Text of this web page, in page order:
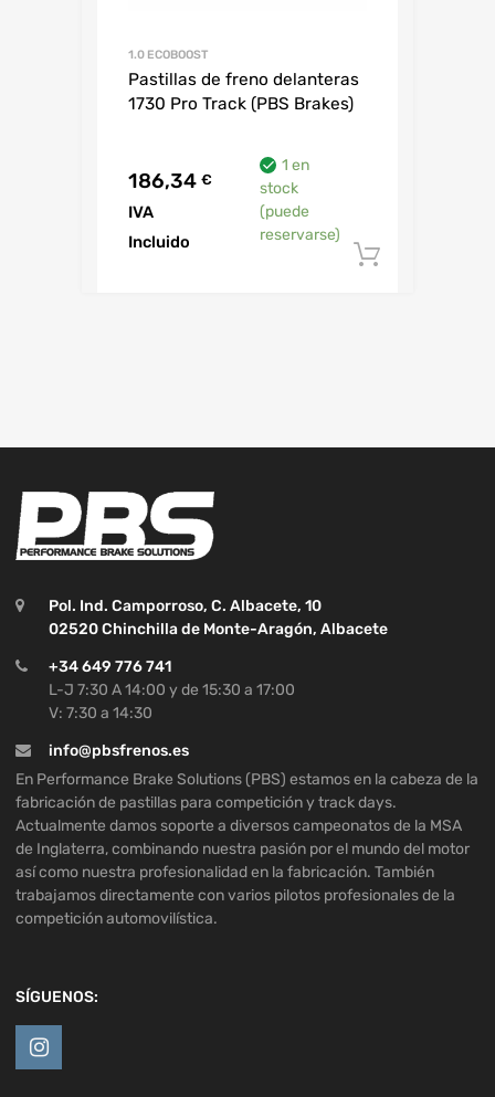
1.0 ECOBOOST
Pastillas de freno delanteras
1730 Pro Track (PBS Brakes)
186,34 €
IVA
Incluido
1 en
stock
(puede
reservarse)
Pol. Ind. Camporroso, C. Albacete, 10
02520 Chinchilla de Monte-Aragón, Albacete
+34 649 776 741
L-J 7:30 A 14:00 y de 15:30 a 17:00
V: 7:30 a 14:30
info@pbsfrenos.es
En Performance Brake Solutions (PBS) estamos en la cabeza de la
fabricación de pastillas para competición y track days.
Actualmente damos soporte a diversos campeonatos de la MSA
de Inglaterra, combinando nuestra pasión por el mundo del motor
así como nuestra profesionalidad en la fabricación. También
trabajamos directamente con varios pilotos profesionales de la
competición automovilística.
SÍGUENOS: